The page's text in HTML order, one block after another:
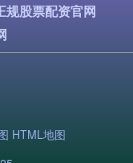
规股票配资官网
HTML地图